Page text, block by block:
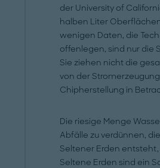
der University of
halben Liter
wenigen Daten, die
offenlegen, sind nur die
Sie ziehen nicht die
von der
Chipherstellung in
Die riesige Menge
Abfälle zu verdünnen,
Seltener Erden
Seltene Erden sind ein